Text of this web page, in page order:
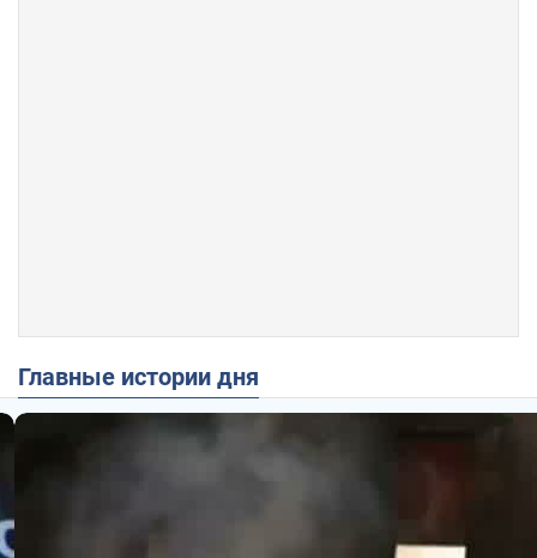
Главные истории дня